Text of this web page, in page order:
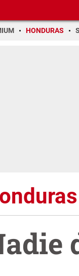
HONDURAS